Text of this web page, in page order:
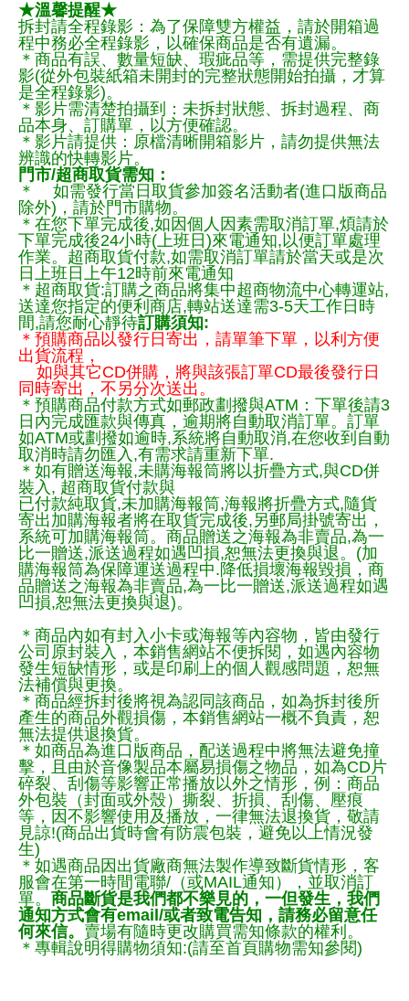
★溫馨提醒★
拆封請全程錄影：為了保障雙方權益，請於開箱過
程中務必全程錄影，以確保商品是否有遺漏。
＊商品有誤、數量短缺、瑕疵品等，需提供完整錄
影(從外包裝紙箱未開封的完整狀態開始拍攝，才算
是全程錄影)。
＊影片需清楚拍攝到：未拆封狀態、拆封過程、商
品本身、訂購單，以方便確認。
＊影片請提供：原檔清晰開箱影片，請勿提供無法
辨識的快轉影片。
門市/超商取貨需知：
＊ 如需發行當日取貨參加簽名活動者(進口版商品
除外)，請於門市購物。
＊在您下單完成後,如因個人因素需取消訂單,煩請於
下單完成後24小時(上班日)來電通知,以便訂單處理
作業。超商取貨付款,如需取消訂單請於當天或是次
日上班日上午12時前來電通知
＊超商取貨:訂購之商品將集中超商物流中心轉運站,
送達您指定的便利商店,轉站送達需3-5天工作日時
間,請您耐心靜待訂購須知:
＊預購商品以發行日寄出，請單筆下單，以利方便
出貨流程，
如與其它CD併購，將與該張訂單CD最後發行日
同時寄出，不另分次送出。
＊預購商品付款方式如郵政劃撥與ATM：下單後請3
日內完成匯款與傳真，逾期將自動取消訂單。訂單
如ATM或劃撥如逾時,系統將自動取消,在您收到自動
取消時請勿匯入,有需求請重新下單.
＊如有贈送海報,未購海報筒將以折疊方式,與CD併
裝入, 超商取貨付款與
已付款純取貨,未加購海報筒,海報將折疊方式,隨貨
寄出加購海報者將在取貨完成後,另郵局掛號寄出，
系統可加購海報筒。商品贈送之海報為非賣品,為一
比一贈送,派送過程如遇凹損,恕無法更換與退。(加
購海報筒為保障運送過程中.降低損壞海報毀損，商
品贈送之海報為非賣品,為一比一贈送,派送過程如遇
凹損,恕無法更換與退)。
＊商品內如有封入小卡或海報等內容物，皆由發行
公司原封裝入，本銷售網站不便拆閱，如遇內容物
發生短缺情形，或是印刷上的個人觀感問題，恕無
法補償與更換。
＊商品經拆封後將視為認同該商品，如為拆封後所
產生的商品外觀損傷，本銷售網站一概不負責，恕
無法提供退換貨。
＊如商品為進口版商品，配送過程中將無法避免撞
擊，且由於音像製品本屬易損傷之物品，如為CD片
碎裂、刮傷等影響正常播放以外之情形，例：商品
外包裝（封面或外殼）撕裂、折損、刮傷、壓痕
等，因不影響使用及播放，一律無法退換貨，敬請
見諒!(商品出貨時會有防震包裝，避免以上情況發
生)
＊如遇商品因出貨廠商無法製作導致斷貨情形，客
服會在第一時間電聯/（或MAIL通知），並取消訂
單。 商品斷貨是我們都不樂見的，一但發生，我們
通知方式會有email/或者致電告知，請務必留意任
何來信。 賣場有隨時更改購買需知條款的權利。
＊專輯說明得購物須知:(請至首頁購物需知參閱)